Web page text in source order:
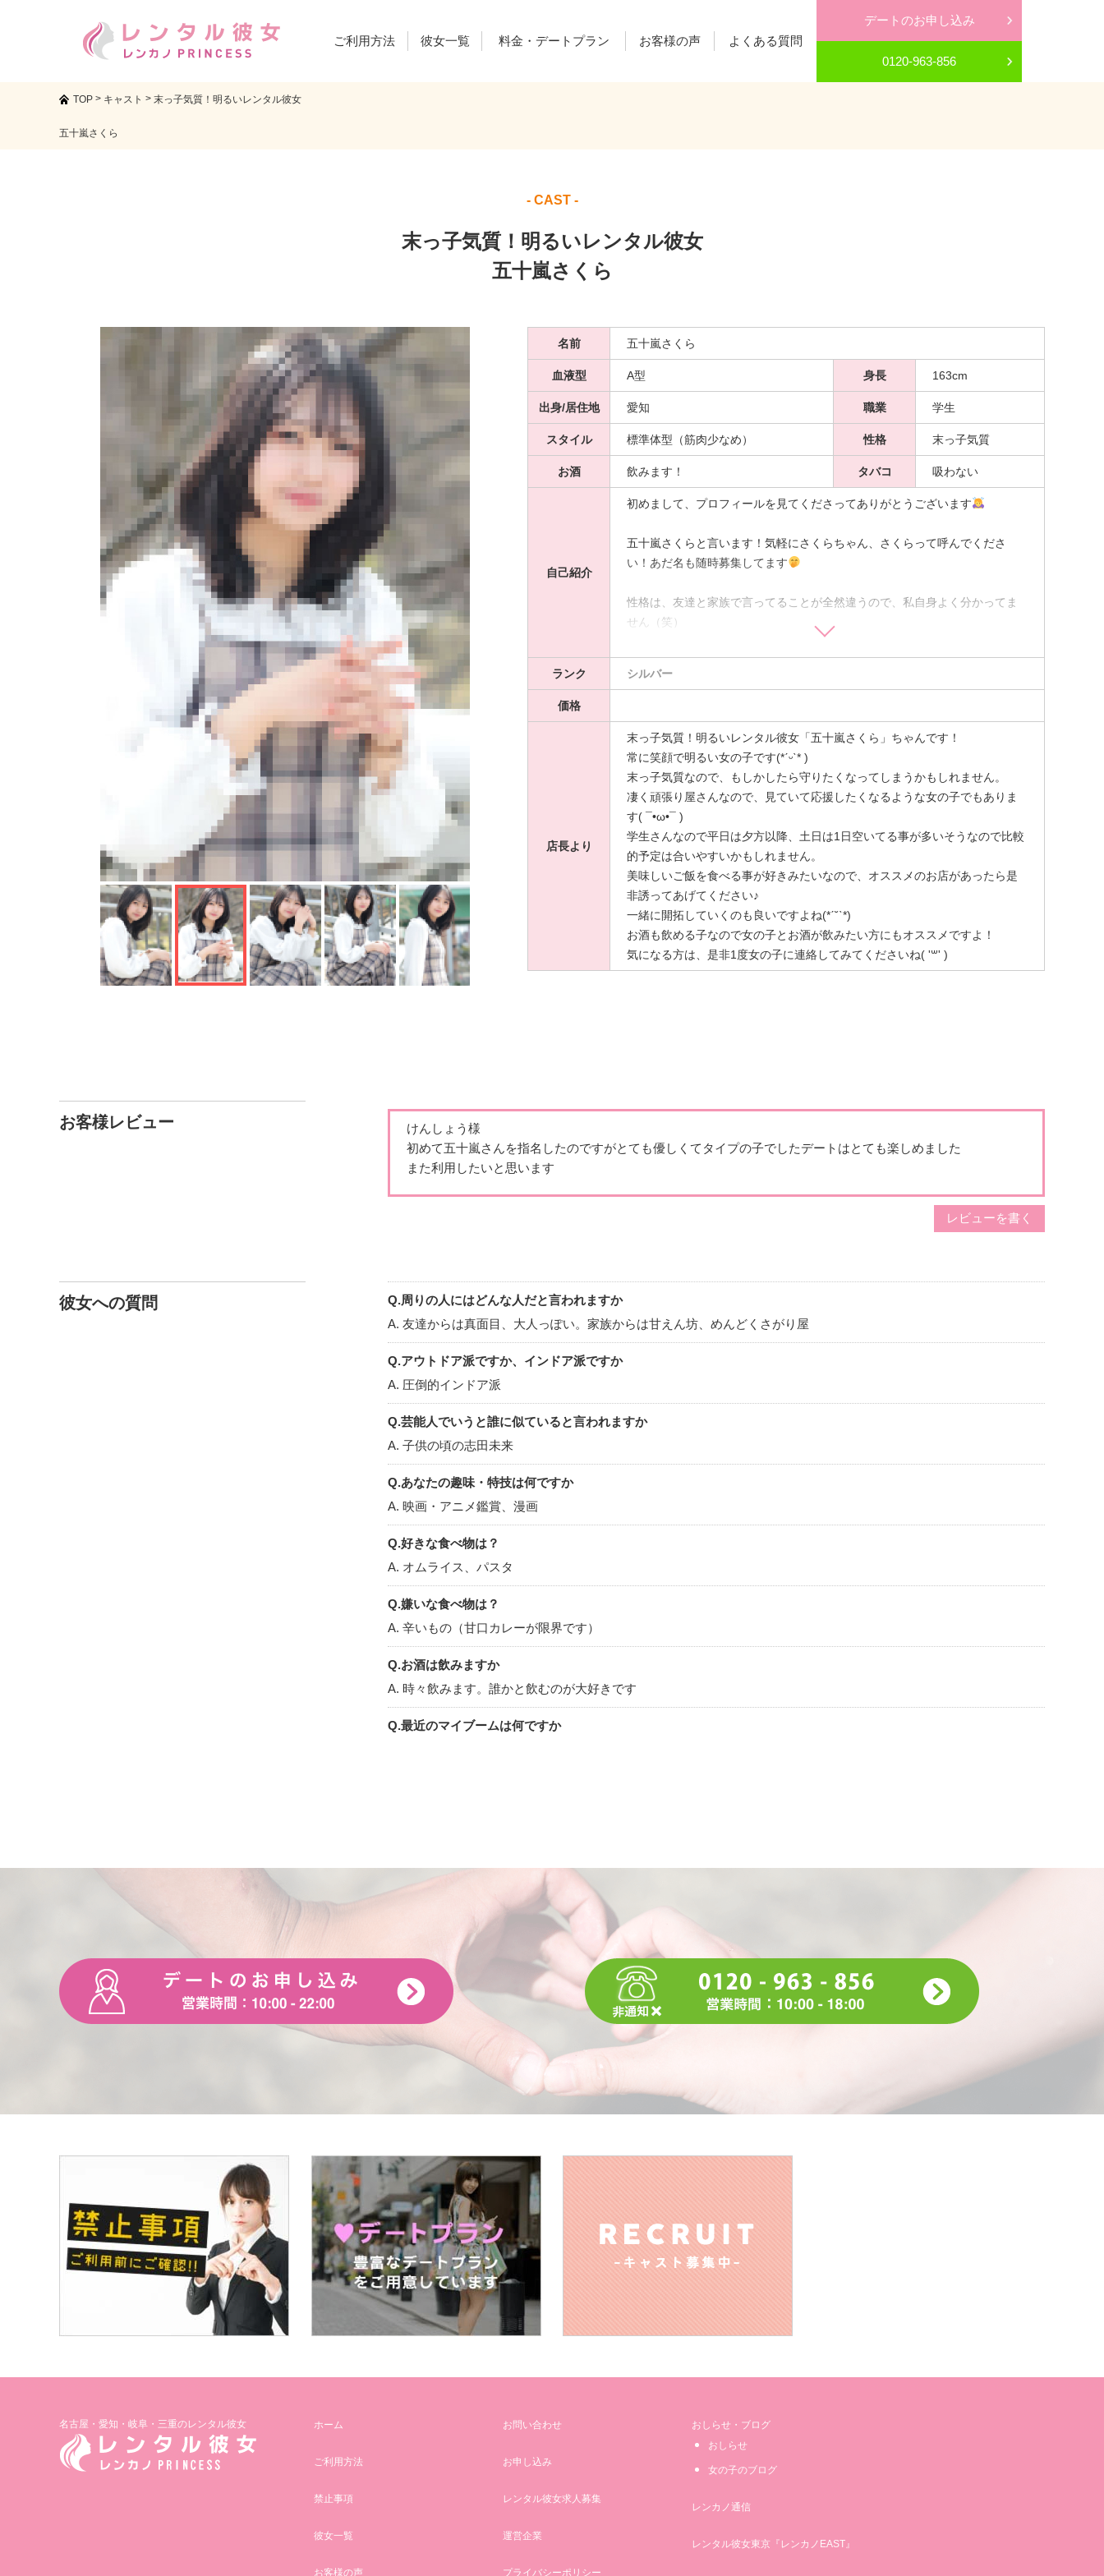
ご利用方法 彼女一覧 料金・デートプラン お客様の声 よくある質問
デートのお申し込み
0120-963-856
TOP > キャスト > 末っ子気質！明るいレンタル彼女
五十嵐さくら
- CAST -
末っ子気質！明るいレンタル彼女
五十嵐さくら
名前 五十嵐さくら
血液型 A型 身長 163cm
出身/居住地 愛知 職業 学生
スタイル 標準体型（筋肉少なめ） 性格 末っ子気質
お酒 飲みます！ タバコ 吸わない
自己紹介
初めまして、プロフィールを見てくださってありがとうございます
五十嵐さくらと言います！気軽にさくらちゃん、さくらって呼んでくださ
い！あだ名も随時募集してます
性格は、友達と家族で言ってることが全然違うので、私自身よく分かってま
せん（笑）
私は精神年齢は低めかな、と思ってるんですけど、友達にはよく真面目でお
姉さんっぽいと言われます
多分お姉ちゃん子で憧れが出てるんかも…
お話するの好きなので、彼氏さんとたくさん楽しくお話ししたいと思ってま
す！
笑いのツボが浅いので基本的にずっと笑ってます
色んなお話聞かせてください！
普段はインドア派ですが、スノボやスキー好きなので、アウトドアも挑戦し
てみたいと思ってます！
インドアもアウトドアも色んなデートしてみたい
映画観るの大好きなので、映画デート沢山したい！
あとは色んなご飯屋さん行って美味しいもの食べながらお話ししたりするの
も好き
お互いのおすすめ行きあったりするのも楽しそう
嬉しい
）、お蕎麦、などなど好きなもの沢山です！
外なら色んなところ行きましょう！！
スイーツも大好きで、いっつもカフェとかをインスタで調べて保存してる
悲しいことに友達少ないので行きたいお店が貯まるばっかりで、よかったら
自分でお酒選ぶとついついおんなじお酒を頼んでしまうので、よかったらお
色んなジャンルの服を楽しめるようになりたいな！
彼氏さんとお会いできる日を心待ちにしております！
ランク シルバー
価格
店長より
末っ子気質！明るいレンタル彼女「五十嵐さくら」ちゃんです！
常に笑顔で明るい女の子です(*ˊᵕˋ* )
末っ子気質なので、もしかしたら守りたくなってしまうかもしれません。
凄く頑張り屋さんなので、見ていて応援したくなるような女の子でもありま
す( ¯•ω•¯ )
学生さんなので平日は夕方以降、土日は1日空いてる事が多いそうなので比較
的予定は合いやすいかもしれません。
美味しいご飯を食べる事が好きみたいなので、オススメのお店があったら是
非誘ってあげてください♪
一緒に開拓していくのも良いですよね(*ˊ˘ˋ*)
お酒も飲める子なので女の子とお酒が飲みたい方にもオススメですよ！
気になる方は、是非1度女の子に連絡してみてくださいね( '꒳' )
お客様レビュー
けんしょう様
初めて五十嵐さんを指名したのですがとても優しくてタイプの子でしたデートはとても楽しめました
また利用したいと思います
レビューを書く
彼女への質問
Q.周りの人にはどんな人だと言われますか
A. 友達からは真面目、大人っぽい。家族からは甘えん坊、めんどくさがり屋
Q.アウトドア派ですか、インドア派ですか
A. 圧倒的インドア派
Q.芸能人でいうと誰に似ていると言われますか
A. 子供の頃の志田未来
Q.あなたの趣味・特技は何ですか
A. 映画・アニメ鑑賞、漫画
Q.好きな食べ物は？
A. オムライス、パスタ
Q.嫌いな食べ物は？
A. 辛いもの（甘口カレーが限界です）
Q.お酒は飲みますか
A. 時々飲みます。誰かと飲むのが大好きです
Q.最近のマイブームは何ですか
A. 鋼の錬金術師、薬屋のひとりごと
Q.好きな音楽（ジャンルやアーティスト）は何ですか
A. RADWIMPS、ヒグチアイ、ヨルシカ
Q.好きなテレビ番組・映画は何ですか
A. ずっと好きなのはジブリ作品です。色んなジャンルの映画観ます。最近見ていいなって思ったのはキングスマン！
Q.好きな芸能人は誰ですか
A. 高橋一生、内山昂輝（声優）
Q.好きなスポーツは何ですか
A. 運動音痴です
A. ダンス部（1年間だけ）
Q.ストレスの解消方法は？
A. 誰かと一緒に美味しいご飯食べる。感動する映画で泣く
Q.旅行で行きたいところは何処ですか
A. 日本で行ったことないとこ
Q.過去または現在の習い事、資格の有無など教えてください
Q.将来の夢や頑張っていることは何ですか
A. 一緒にいたい人と一緒にいること
名古屋・愛知・岐阜・三重のレンタル彼女 ホーム
ご利用方法
禁止事項
彼女一覧
お客様の声
お問い合わせ
お申し込み
レンタル彼女求人募集
運営企業
プライバシーポリシー
おしらせ・ブログ
おしらせ
女の子のブログ
レンカノ通信
レンタル彼女東京『レンカノEAST』